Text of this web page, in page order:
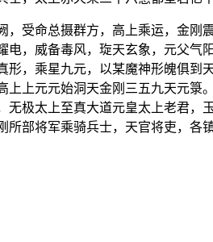
受命总摄群方，高上乘运，金
，威备毒风，琁天玄象，元父
，乘星九元，以某魔神形魄俱
上元元始洞天金刚三五九天元
极太上至真大道元皇太上老君
部将军乘骑兵士，天官将吏，各